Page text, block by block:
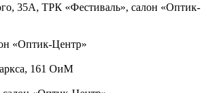
35А, ТРК «Фестиваль», салон «Оптик-
«Оптик-Центр»
161 ОиМ